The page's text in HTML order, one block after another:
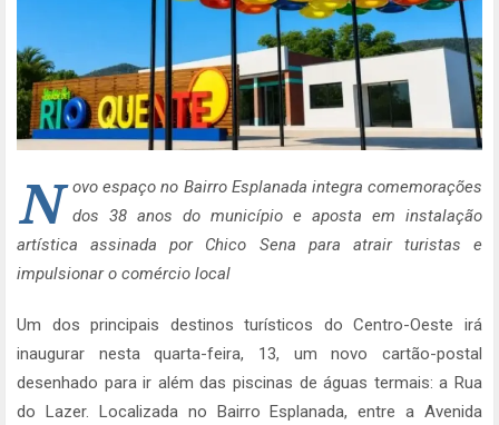
N ovo espaço no Bairro Esplanada integra comemorações
dos 38 anos do município e aposta em instalação
artística assinada por Chico Sena para atrair turistas e
impulsionar o comércio local
Um dos principais destinos turísticos do Centro-Oeste irá
inaugurar nesta quarta-feira, 13, um novo cartão-postal
desenhado para ir além das piscinas de águas termais: a Rua
do Lazer. Localizada no Bairro Esplanada, entre a Avenida